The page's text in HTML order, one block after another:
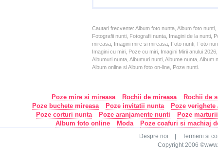
Cautari frecvente: Album foto nunta, Album foto
Fotografii nunti, Fotografii nunta, Imagini de la nunti,
mireasa, Imagini mire si mireasa, Foto nunti, Foto
Imagini cu miri, Poze cu miri, Imagini Mirii anului
Albumuri nunta, Albumuri nunti, Albume nunta,
Album online si Album foto on-line, Poze nunti.
Poze mire si mireasa Rochii de mireasa
Rochii de
Poze buchete mireasa
Poze invitatii nunta
Poze
Poze corturi nunta
Poze aranjamente nunti
Poze
Album foto online
Moda Poze coafuri si machiaj
Despre noi
Termeni si
Copyright 2006